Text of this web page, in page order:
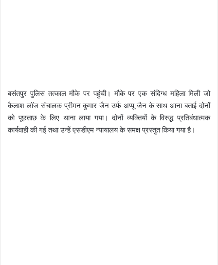
बसंतपुर पुलिस तत्काल मौके पर पहुंची। मौके पर एक संदिग्ध महिला मिली जो
कैलाश लॉज संचालक प्रीमन कुमार जैन उर्फ अप्पू जैन के साथ आना बताई दोनों
को पूछताछ के लिए थाना लाया गया। दोनों व्यक्तियों के विरुद्ध प्रतिबंधात्मक
कार्यवाही की गई तथा उन्हें एसडीएम न्यायालय के समक्ष प्रस्तुत किया गया है।